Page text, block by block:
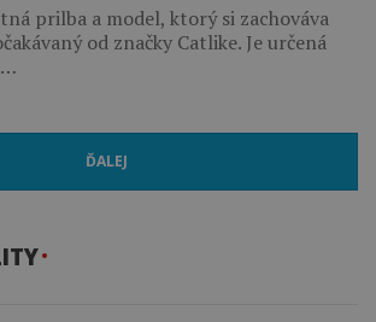
prilba a model, ktorý si zachováva
od značky Catlike. Je určená
ĎALEJ